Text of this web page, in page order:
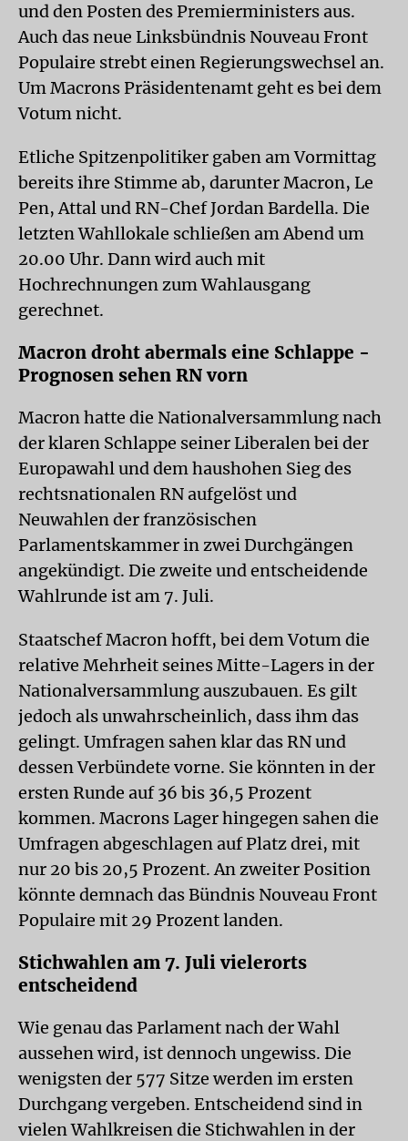
und den Posten des Premierministers aus.
Auch das neue Linksbündnis Nouveau Front
Populaire strebt einen Regierungswechsel an.
Um Macrons Präsidentenamt geht es bei dem
Votum nicht.
Etliche Spitzenpolitiker gaben am Vormittag
bereits ihre Stimme ab, darunter Macron, Le
Pen, Attal und RN-Chef Jordan Bardella. Die
letzten Wahllokale schließen am Abend um
20.00 Uhr. Dann wird auch mit
Hochrechnungen zum Wahlausgang
gerechnet.
Macron droht abermals eine Schlappe -
Prognosen sehen RN vorn
Macron hatte die Nationalversammlung nach
der klaren Schlappe seiner Liberalen bei der
Europawahl und dem haushohen Sieg des
rechtsnationalen RN aufgelöst und
Neuwahlen der französischen
Parlamentskammer in zwei Durchgängen
angekündigt. Die zweite und entscheidende
Wahlrunde ist am 7. Juli.
Staatschef Macron hofft, bei dem Votum die
relative Mehrheit seines Mitte-Lagers in der
Nationalversammlung auszubauen. Es gilt
jedoch als unwahrscheinlich, dass ihm das
gelingt. Umfragen sahen klar das RN und
dessen Verbündete vorne. Sie könnten in der
ersten Runde auf 36 bis 36,5 Prozent
kommen. Macrons Lager hingegen sahen die
Umfragen abgeschlagen auf Platz drei, mit
nur 20 bis 20,5 Prozent. An zweiter Position
könnte demnach das Bündnis Nouveau Front
Populaire mit 29 Prozent landen.
Stichwahlen am 7. Juli vielerorts
entscheidend
Wie genau das Parlament nach der Wahl
aussehen wird, ist dennoch ungewiss. Die
wenigsten der 577 Sitze werden im ersten
Durchgang vergeben. Entscheidend sind in
vielen Wahlkreisen die Stichwahlen in der